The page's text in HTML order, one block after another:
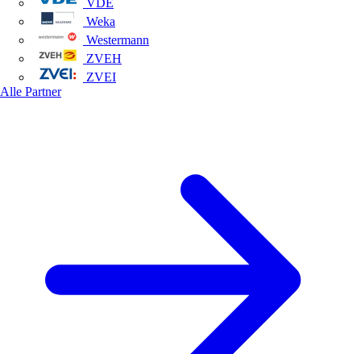
VDE
Weka
Westermann
ZVEH
ZVEI
Alle Partner